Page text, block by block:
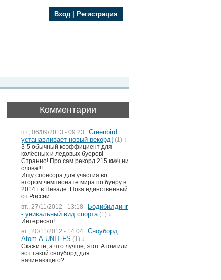
Вход Регистрация
Комментарии
пт., 06/09/2013 - 09:23
Greenbird
устанавливает новый рекорд! (1) ↓
3-5 обычный коэффициент для
колёсных и ледовых буеров!
Странно! Про сам рекорд 215 км/ч ни
слова!!!
Ищу спонсора для участия во
втором чемпионате мира по буеру в
2014 г в Неваде. Пока единственный
от России.
вт., 27/11/2012 - 13:18
Бодибилдинг
- уникальный вид спорта (1) ↓
Интересно!
вт., 20/11/2012 - 14:04
Сноуборд
Atom A-UNIT FS (1) ↓
Скажите, а что лучше, этот Атом или
вот такой сноуборд для
начинающего?